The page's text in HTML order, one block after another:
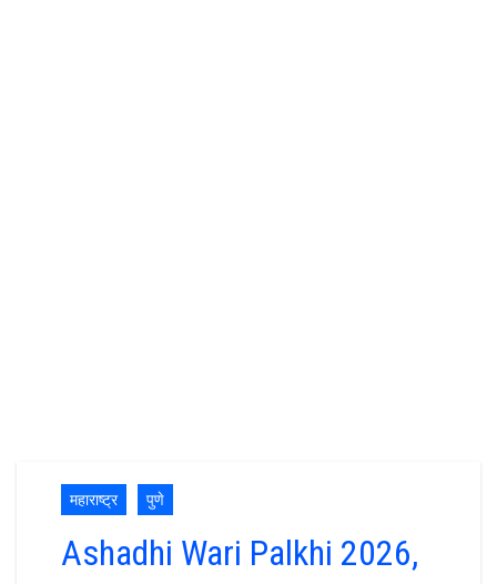
महाराष्ट्र पुणे
Ashadhi Wari Palkhi 2026,